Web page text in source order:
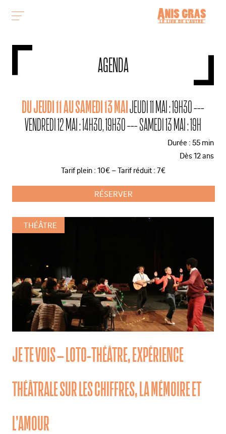
AGENDA
DU JEUDI 11 AU SAMEDI 13 MAI JEUDI 11 MAI : 19H30 ---
VENDREDI 12 MAI : 14H30, 19H30 --- SAMEDI 13 MAI : 19H
Durée : 55 min
Dès 12 ans
Tarif plein : 10€ – Tarif réduit : 7€
RÉSERVER
THÉÂTRE
JE TE VOIS – LOTO-THÉÂTRE, EXPÉRIENCE
THÉÂTRALE SUR LES CHIFFRES, LA MÉMOIRE ET
L’AMOUR